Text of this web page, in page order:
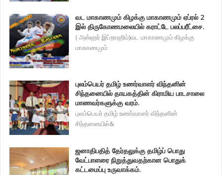
வட மாகாணமும் கிழக்கு மாகாணமும் ஏப்ரல் 2
இல் திருகோணமலையில் கராட்டே பலப்பரீட்சை.
( அஸ்ஹர் இப்றாஹிம்)வட மாகாணமும் கிழக்கு
மாகாணமும்
புலம்பெயர் தமிழ் உணர்வாளர் விந்தனின்
சிந்தனையில் தாயகத்தின் கிராமிய பாடசாலை
மாணவர்களுக்கு வரம்.
புலம்பெயர் தமிழ் உணர்வாளர் விந்தனின்
சிந்தனையில்&
ஜனாதிபதித் தேர்தலுக்கு தமிழ்ப் பொது
வேட்பாளரை நிறுத்துவதற்கான பொதுக்
கட்டமைப்பு உருவாக்கம்.